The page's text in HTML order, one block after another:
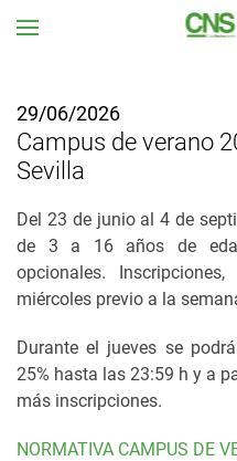
29/06/2026
Campus de verano
Sevilla
Del 23 de junio al 4 de
de 3 a 16 años de
opcionales.
miércoles previo a la
Durante el jueves se
25% hasta las 23:59 h y a
más inscripciones.
NORMATIVA CAMPUS DE